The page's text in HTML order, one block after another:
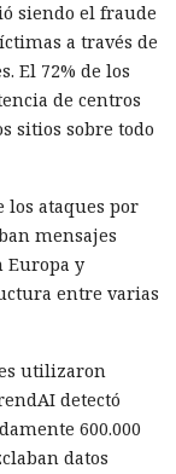
siendo el fraude
a través de
El 72% de los
de centros
sitios sobre todo
ataques por
mensajes
Europa y
entre varias
utilizaron
detectó
600.000
datos